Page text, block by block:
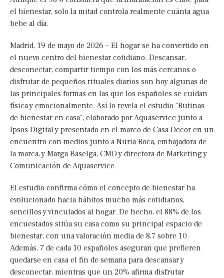
el bienestar, solo la mitad controla realmente cuánta agua
bebe al día.
Madrid, 19 de mayo de 2026 – El hogar se ha convertido en
el nuevo centro del bienestar cotidiano. Descansar,
desconectar, compartir tiempo con los más cercanos o
disfrutar de pequeños rituales diarios son hoy algunas de
las principales formas en las que los españoles se cuidan
física y emocionalmente. Así lo revela el estudio “Rutinas
de bienestar en casa”, elaborado por Aquaservice junto a
Ipsos Digital y presentado en el marco de Casa Decor en un
encuentro con medios junto a Nuria Roca, embajadora de
la marca, y Marga Baselga, CMO y directora de Marketing y
Comunicación de Aquaservice.
El estudio confirma cómo el concepto de bienestar ha
evolucionado hacia hábitos mucho más cotidianos,
sencillos y vinculados al hogar. De hecho, el 88% de los
encuestados sitúa su casa como su principal espacio de
bienestar, con una valoración media de 8,7 sobre 10.
Además, 7 de cada 10 españoles aseguran que prefieren
quedarse en casa el fin de semana para descansar y
desconectar, mientras que un 20% afirma disfrutar